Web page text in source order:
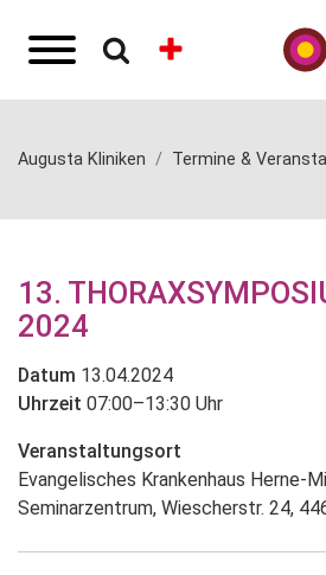
Augusta Kliniken Termine &
13.
2024
Datum 13.04.2024
Uhrzeit 07:00–13:30 Uhr
Veranstaltungsort
Evangelisches Krankenhaus Herne-
Seminarzentrum, Wiescherstr. 24,